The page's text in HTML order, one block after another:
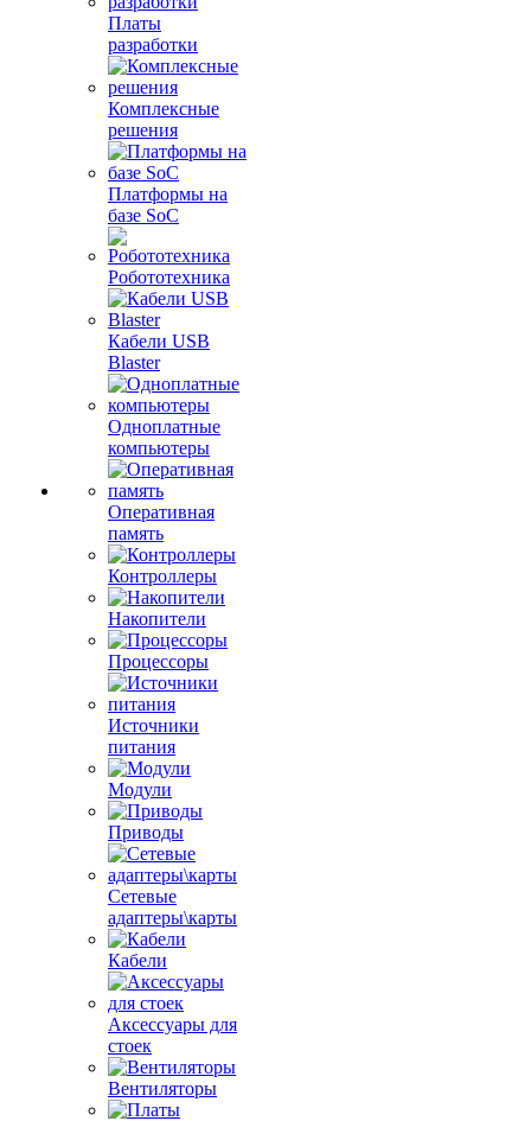
Платы
разработки
Комплексные
решения
Платформы на
базе SoC
Робототехника
Кабели USB
Blaster
Одноплатные
компьютеры
Оперативная
память
Контроллеры
Накопители
Процессоры
Источники
питания
Модули
Приводы
Сетевые
адаптеры\карты
Кабели
Аксессуары для
стоек
Вентиляторы